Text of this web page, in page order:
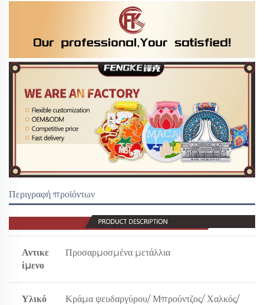
Περιγραφή προϊόντων
Αντικε
ίμενο
Προσαρμοσμένα μετάλλια
Υλικό
Κράμα ψευδαργύρου/ Μπρούντζος/ Χαλκός/